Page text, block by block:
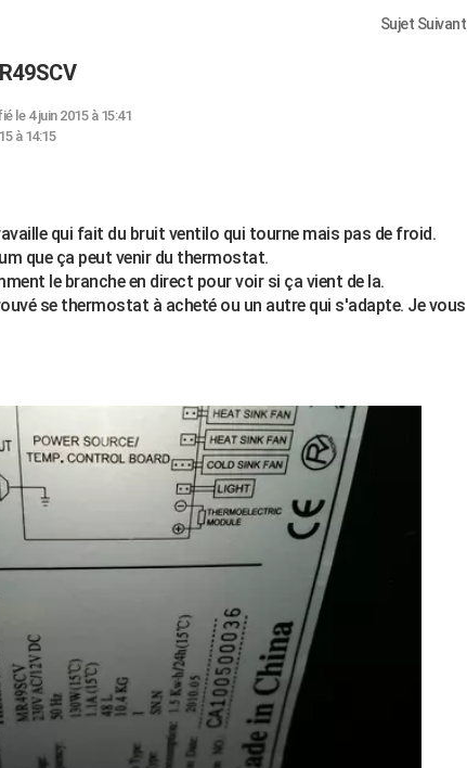
Sujet Suivant
le 4 juin 2015 à 15:41
à 14:15
qui fait du bruit ventilo qui tourne mais pas de froid.
que ça peut venir du thermostat.
le branche en direct pour voir si ça vient de la.
se thermostat à acheté ou un autre qui s'adapte. Je vous